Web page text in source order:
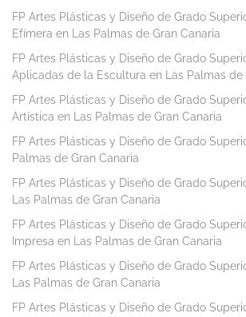
FP Artes Plásticas y Diseño de Grado
Efímera en Las Palmas de Gran Canaria
FP Artes Plásticas y Diseño de Grado
Aplicadas de la Escultura en Las Palmas de
FP Artes Plásticas y Diseño de Grado
Artística en Las Palmas de Gran Canaria
FP Artes Plásticas y Diseño de Grado
Palmas de Gran Canaria
FP Artes Plásticas y Diseño de Grado
Las Palmas de Gran Canaria
FP Artes Plásticas y Diseño de Grado
Impresa en Las Palmas de Gran Canaria
FP Artes Plásticas y Diseño de Grado
Las Palmas de Gran Canaria
FP Artes Plásticas y Diseño de Grado